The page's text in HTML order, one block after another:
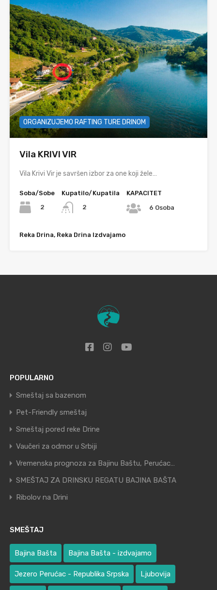
ORGANIZUJEMO RAFTING TURE DRINOM
Vila KRIVI VIR
Vila Krivi Vir je savršen izbor za one koji žele…
Soba/Sobe
2
Kupatilo/Kupatila
2
KAPACITET
6 Osoba
Reka Drina, Reka Drina Izdvajamo
POPULARNO
Smeštaj sa bazenom
Pet-Friendly smeštaj
Smeštaj pored reke Drine
Vaučeri za odmor u Srbiji
Vremenska prognoza za Bajinu Baštu, Perućac…
SMEŠTAJ ZA DRINSKU REGATU BAJINA BAŠTA
Ribolov na Drini
SMEŠTAJ
Bajina Bašta Bajina Bašta - izdvajamo
Jezero Perućac - Republika Srpska Ljubovija